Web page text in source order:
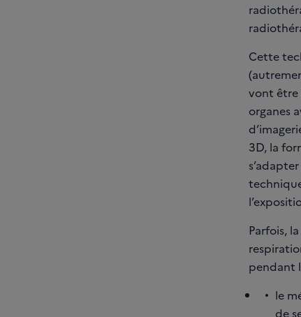
Cette
vont être
organes
3D, la
Parfois,
pendant
le
de